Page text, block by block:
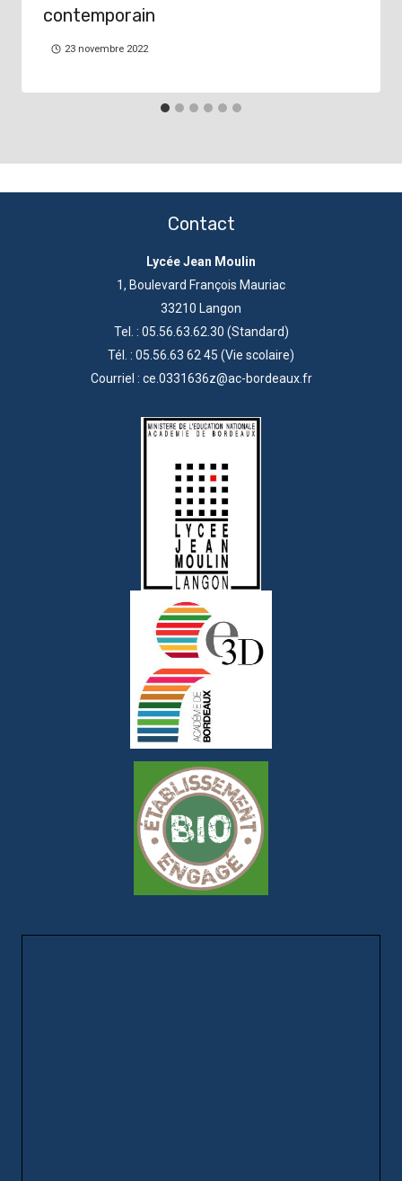
contemporain
23 novembre 2022
Contact
Lycée Jean Moulin
1, Boulevard François Mauriac
33210 Langon
Tel. : 05.56.63.62.30 (Standard)
Tél. : 05.56.63 62 45 (Vie scolaire)
Courriel : ce.0331636z@ac-bordeaux.fr